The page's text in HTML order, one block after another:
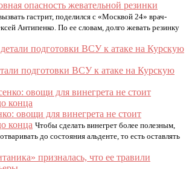
опасность жевательной резинки
гастрит, поделился с «Москвой 24» врач-
Антипенко. По ее словам, долго жевать резинку
подготовки ВСУ к атаке на Курскую
овощи для винегрета не стоит
конца Чтобы сделать винегрет более полезным,
до состояния альденте, то есть оставлять